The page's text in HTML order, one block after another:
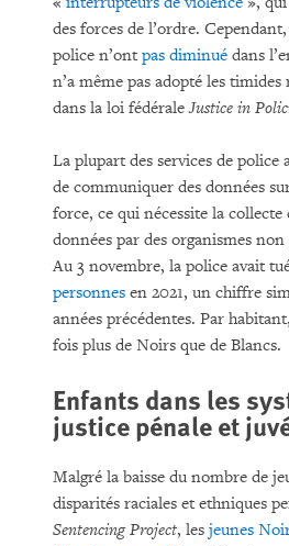
des forces de l’ordre.
police n’ont pas diminué dans
n’a même pas adopté les
dans la loi fédéraleJustice in
La plupart des services de police
de communiquer des données
force, ce qui nécessite la collecte
données par des organismes
Au 3 novembre, la police avait
personnes en 2021, un chiffre
années précédentes. Par
fois plus de Noirs que de Blancs.
Enfants dans les
justice pénale et
Malgré la baisse du nombre de
disparités raciales et ethniques
Sentencing Project, les jeunes